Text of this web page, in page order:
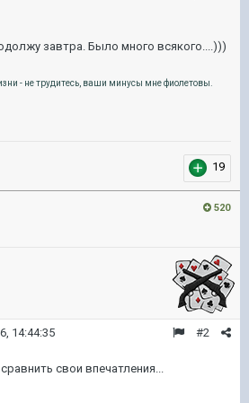
завтра. Было много всякого....)))
- не трудитесь, ваши минусы мне фиолетовы.
19
520
#2
14:44:35
свои впечатления...